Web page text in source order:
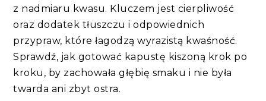
z nadmiaru kwasu. Kluczem jest cierpliwość
oraz dodatek tłuszczu i odpowiednich
przypraw, które łagodzą wyrazistą kwaśność.
Sprawdź, jak gotować kapustę kiszoną krok po
kroku, by zachowała głębię smaku i nie była
twarda ani zbyt ostra.